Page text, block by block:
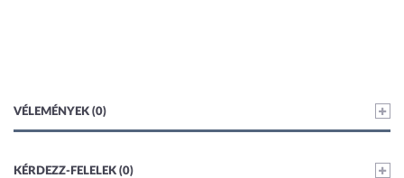
VÉLEMÉNYEK (0)
KÉRDEZZ-FELELEK (0)